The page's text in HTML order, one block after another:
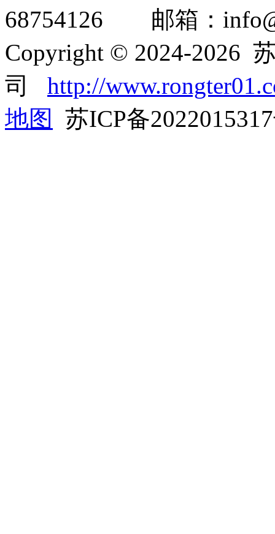
68754126 邮箱：
Copyright © 2024-2026
司 http://
地图
苏ICP备